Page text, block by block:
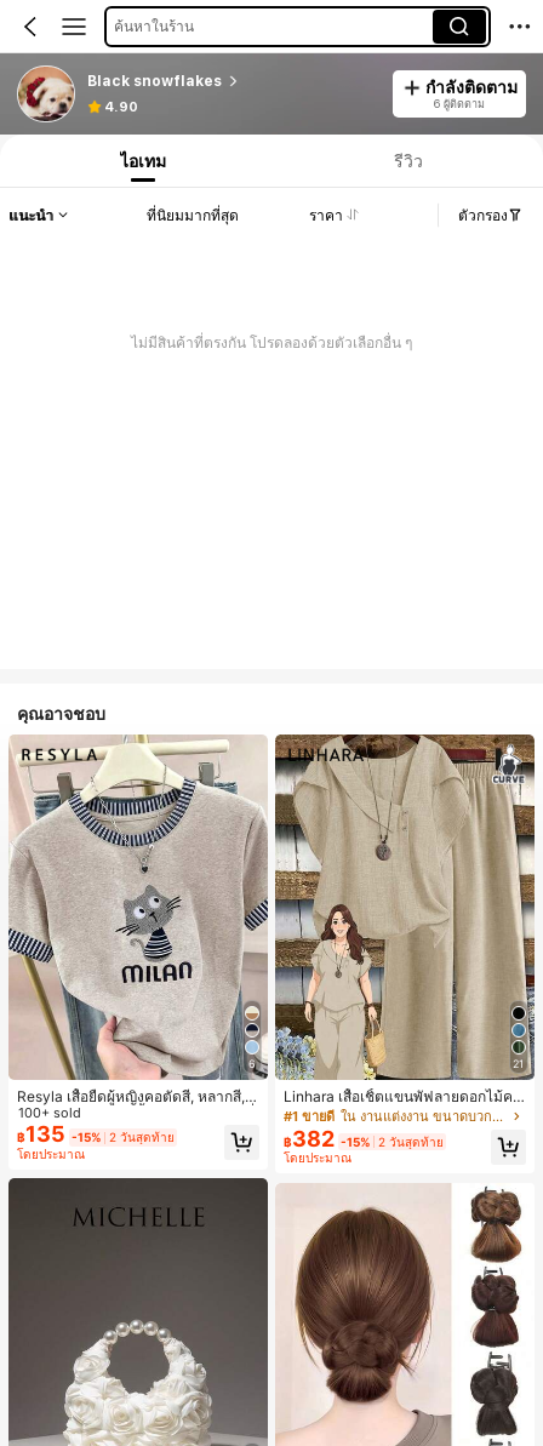
ค้นหาในร้าน
Black snowflakes
4.90
กำลังติดตาม
6 ผู้ติดตาม
ไอเทม รีวิว
แนะนำ ที่นิยมมากที่สุด ราคา ตัวกรอง
ไม่มีสินค้าที่ตรงกัน โปรดลองด้วยตัวเลือกอื่น ๆ
คุณอาจชอบ
6
Resyla เสื้อยืดผู้หญิงคอตัดสี, หลากสี, ล
ายพิมพ์แมวน่ารัก, เสื้อสำหรับออกไปเที่
ยวฤดูร้อน, ดีไซน์กราฟิก, ความรู้สึกพรีเ
มียม, ลำลองอเนกประสงค์, สวมใส่ประ
จำวัน, กลางแจ้ง, ช้อปปิ้ง, การเดินทาง
เสื้อผ้ากลางแจ้ง
100+ sold
฿135 -15% 2 วันสุดท้าย
โดยประมาณ
21
Linhara เสื้อเชิ้ตแขนพัฟลายดอกไม้คอ
ปกไม่สมมาตรสำหรับผู้หญิงไซส์ใหญ่ +
กางเกงลำลองทรงหลวมเอวยางยืด 2 ชิ้
น สำหรับฤดูใบไม้ผลิ/ฤดูร้อน
#1 ขายดี ใน งานแต่งงาน ขนาดบวก Co-Ords
฿382 -15% 2 วันสุดท้าย
โดยประมาณ